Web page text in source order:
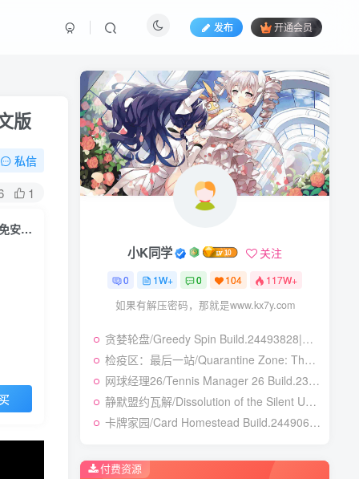
发布 开通会员
版
私信
1
勇者大陆海盗/Braveland Pirate Build.11372674|策略战棋|容量585MB|免安装绿色中文版
小K同学 关注
0 1W+ 0 104 117W+
如果有解压密码，那就是www.kx7y.com
贪婪轮盘/Greedy Spin Build.24493828|策略战棋|容量247B|免安装绿色中文版
检疫区：最后一站/Quarantine Zone: The Last Check v1.1.13.1981|模拟经营|容量12.7GB|免安装绿色中文版
网球经理26/Tennis Manager 26 Build.23764728|体育竞速|容量4.1GB|免安装绿色中文版
静默盟约瓦解/Dissolution of the Silent Union Build.24450155|恐怖冒险|容量1GB|免安装绿色中文版
卡牌家园/Card Homestead Build.24490632|策略战棋|容量1.3GB|免安装绿色中文版
付费资源